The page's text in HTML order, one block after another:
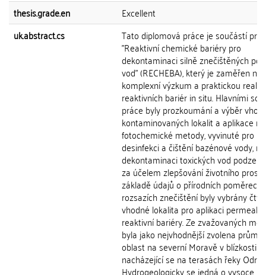
thesis.grade.en
Excellent
uk.abstract.cs
Tato diplomová práce je součástí
"Reaktivní chemické bariéry pro
dekontaminaci silně znečištěných
vod" (RECHEBA), který je zaměřen na
komplexní výzkum a praktickou
reaktivních bariér in situ. Hlavními
práce byly prozkoumání a výběr
kontaminovaných lokalit a aplikace
fotochemické metody, vyvinuté pro
desinfekci a čištění bazénové vody, na
dekontaminaci toxických vod
za účelem zlepšování životního
základě údajů o přírodních poměrech
rozsazích znečištění byly vybrány čtyři
vhodné lokalita pro aplikaci
reaktivní bariéry. Ze zvažovaných
byla jako nejvhodnější zvolena
oblast na severní Moravě v blízkosti
nacházející se na terasách řeky Odry.
Hydrogeologicky se jedná o vysoce